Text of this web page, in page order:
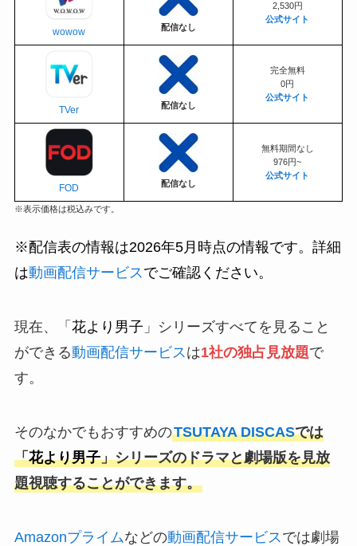
wowow 配信なし
2,530円
公式サイト
TVer 配信なし
完全無料
0円
公式サイト
FOD 配信なし
無料期間なし
976円~
公式サイト
※表示価格は税込みです。
※配信表の情報は2026年5月時点の情報です。詳細
は動画配信サービスでご確認ください。
現在、「 花より男子 」シリーズすべてを見ること
ができる動画配信サービスは1社の独占見放題で
す。
そのなかでもおすすめのTSUTAYA DISCASでは
「花より男子」シリーズのドラマと劇場版を見放
題視聴することができます。
Amazonプライムなどの動画配信サービス では劇場